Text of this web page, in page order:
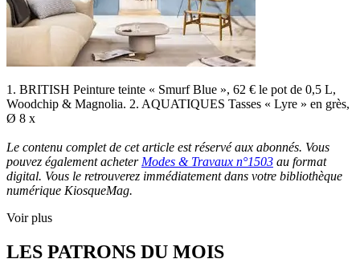
1. BRITISH Peinture teinte « Smurf Blue », 62 € le pot de 0,5 L,
Woodchip & Magnolia. 2. AQUATIQUES Tasses « Lyre » en grès,
Ø 8 x
Le contenu complet de cet article est réservé aux abonnés. Vous
pouvez également acheter Modes & Travaux n°1503 au format
digital. Vous le retrouverez immédiatement dans votre bibliothèque
numérique KiosqueMag.
Voir plus
LES PATRONS DU MOIS